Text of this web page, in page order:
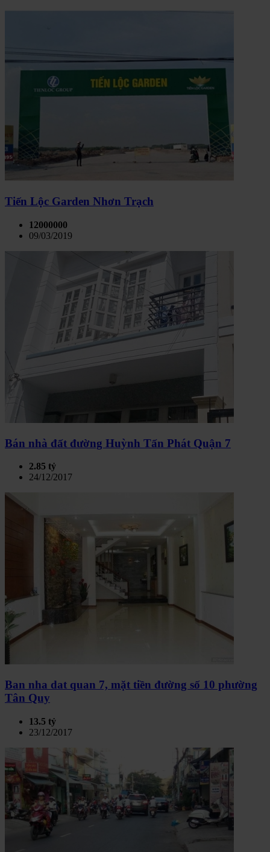
Tiến Lộc Garden Nhơn Trạch
12000000
09/03/2019
Bán nhà đất đường Huỳnh Tấn Phát Quận 7
2.85 tỷ
24/12/2017
Ban nha dat quan 7, mặt tiền đường số 10 phường
Tân Quy
13.5 tỷ
23/12/2017